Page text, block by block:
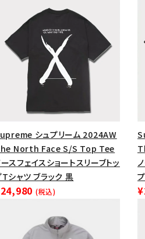
探す コラボレ
人気ワー
シュプリーム 2024AW
North Face S/S Top Tee
ースフェイスショートスリーブトッ
Tシャツ ブラック 黒
(税込)